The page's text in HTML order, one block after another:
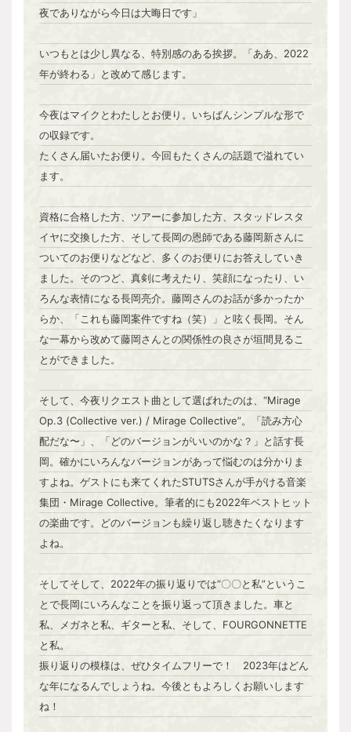
夜でありながら今日は大晦日です」
いつもとは少し異なる、特別感のある挨拶。「ああ、2022
年が終わる」と改めて感じます。
今夜はマイクとわたしとお便り。いちばんシンプルな形で
の収録です。
たくさん届いたお便り。今回もたくさんの話題で溢れてい
ます。
資格に合格した方、ツアーに参加した方、スタッドレスタ
イヤに交換した方、そして長岡の恩師である藤岡新さんに
ついてのお便りなどなど、多くのお便りにお答えしていき
ました。そのつど、真剣に考えたり、笑顔になったり、い
ろんな表情になる長岡亮介。藤岡さんのお話が多かったか
らか、「これも藤岡案件ですね（笑）」と呟く長岡。そん
な一幕から改めて藤岡さんとの関係性の良さが垣間見るこ
とができました。
そして、今夜リクエスト曲として選ばれたのは、“Mirage
Op.3 (Collective ver.) / Mirage Collective”。「読み方心
配だな〜」、「どのバージョンがいいのかな？」と話す長
岡。確かにいろんなバージョンがあって悩むのは分かりま
すよね。ゲストにも来てくれたSTUTSさんが手がける音楽
集団・Mirage Collective。筆者的にも2022年ベストヒット
の楽曲です。どのバージョンも繰り返し聴きたくなります
よね。
そしてそして、2022年の振り返りでは“〇〇と私”というこ
とで長岡にいろんなことを振り返って頂きました。車と
私、メガネと私、ギターと私、そして、FOURGONNETTE
と私。
振り返りの模様は、ぜひタイムフリーで！ 2023年はどん
な年になるんでしょうね。今後ともよろしくお願いします
ね！